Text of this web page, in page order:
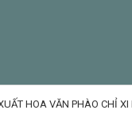
HOA VĂN PHÀO CHỈ XI